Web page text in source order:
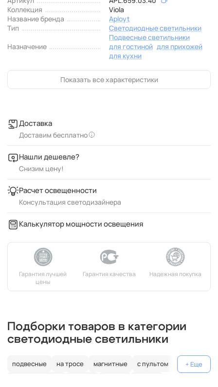
Коллекция
Viola
Название бренда
Aployt
Тип
Светодиодные светильники
Подвесные светильники
Назначение
для гостиной для прихожей
для кухни
Показать все характеристики
Доставка
Доставим бесплатно
Нашли дешевле?
Снизим цену!
Расчет освещенности
Консультация светодизайнера
Калькулятор мощности освещения
Подборки товаров в категории
светодиодные светильники
подвесные на тросе магнитные с пультом
лофт